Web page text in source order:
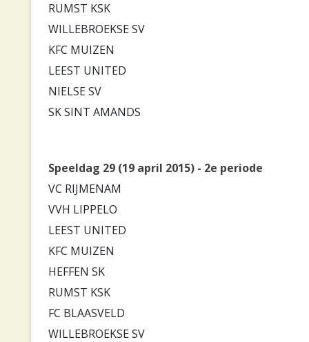
RUMST KSK
WILLEBROEKSE SV
KFC MUIZEN
LEEST UNITED
NIELSE SV
SK SINT AMANDS
Speeldag 29 (19 april 2015) - 2e periode
VC RIJMENAM
VVH LIPPELO
LEEST UNITED
KFC MUIZEN
HEFFEN SK
RUMST KSK
FC BLAASVELD
WILLEBROEKSE SV